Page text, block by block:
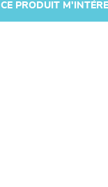
CE PRODUIT